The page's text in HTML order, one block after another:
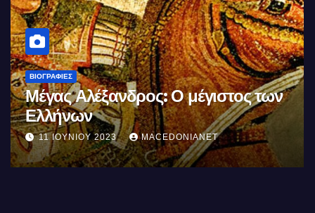
ΒΙΟΓΡΑΦΊΕΣ
Μέγας Αλέξανδρος: Ο μέγιστος των
Ελλήνων
11 ΙΟΥΝΊΟΥ 2023 MACEDONIANET